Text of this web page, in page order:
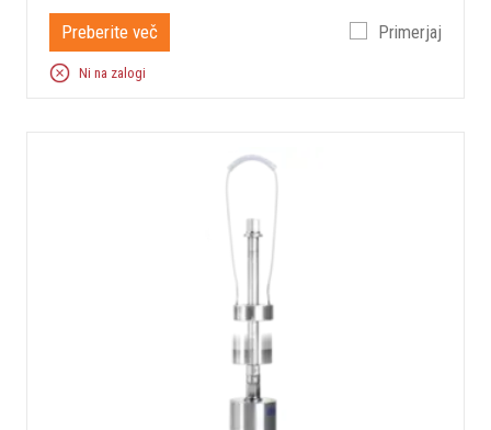
Preberite več Primerjaj
Ni na zalogi